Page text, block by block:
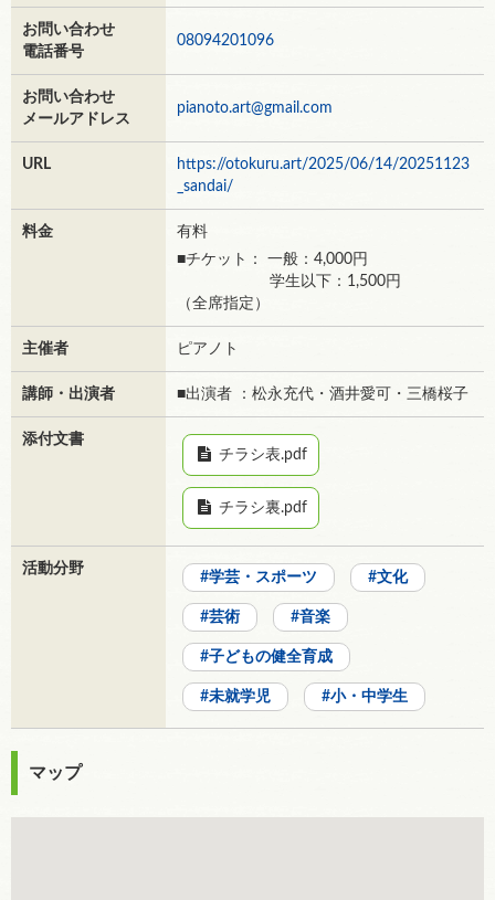
お問い合わせ
電話番号
08094201096
お問い合わせ
メールアドレス
pianoto.art@gmail.com
URL
https://otokuru.art/2025/06/14/20251123
_sandai/
料金
有料
■チケット： 一般：4,000円
学生以下：1,500円
（全席指定）
主催者 ピアノト
講師・出演者 ■出演者 ：松永充代・酒井愛可・三橋桜子
添付文書
チラシ表.pdf
チラシ裏.pdf
活動分野
学芸・スポーツ 文化
芸術 音楽
子どもの健全育成
未就学児 小・中学生
マップ